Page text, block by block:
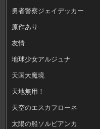
勇者警察ジェイデッカー
原作あり
友情
地球少女アルジュナ
天国大魔境
天地無用！
天空のエスカフローネ
太陽の船ソルビアンカ